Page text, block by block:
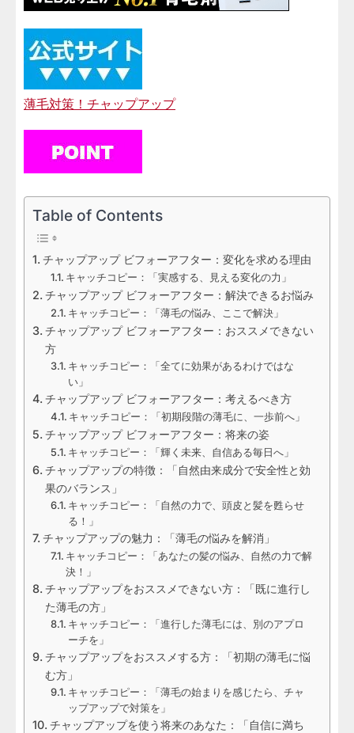
薄毛対策！チャップアップ
Table of Contents
チャップアップ ビフォーアフター：変化を求める理由
キャッチコピー：「実感する、見える変化の力」
チャップアップ ビフォーアフター：解決できるお悩み
キャッチコピー：「薄毛の悩み、ここで解決」
チャップアップ ビフォーアフター：おススメできない
方
キャッチコピー：「全てに効果があるわけではな
い」
チャップアップ ビフォーアフター：考えるべき方
キャッチコピー：「初期段階の薄毛に、一歩前へ」
チャップアップ ビフォーアフター：将来の姿
キャッチコピー：「輝く未来、自信ある毎日へ」
チャップアップの特徴：「自然由来成分で安全性と効
果のバランス」
キャッチコピー：「自然の力で、頭皮と髪を甦らせ
る！」
チャップアップの魅力：「薄毛の悩みを解消」
キャッチコピー：「あなたの髪の悩み、自然の力で解
決！」
チャップアップをおススメできない方：「既に進行し
た薄毛の方」
キャッチコピー：「進行した薄毛には、別のアプロ
ーチを」
チャップアップをおススメする方：「初期の薄毛に悩
む方」
キャッチコピー：「薄毛の始まりを感じたら、チャ
ップアップで対策を」
チャップアップを使う将来のあなた：「自信に満ち